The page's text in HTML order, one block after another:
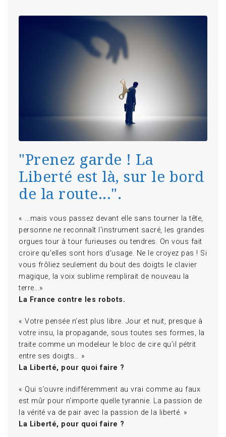
"Prenez garde ! La
Liberté est là, sur le bord
de la route...".
« ...mais vous passez devant elle sans tourner la tête,
personne ne reconnaît l'instrument sacré, les grandes
orgues tour à tour furieuses ou tendres. On vous fait
croire qu'elles sont hors d'usage. Ne le croyez pas ! Si
vous frôliez seulement du bout des doigts le clavier
magique, la voix sublime remplirait de nouveau la
terre...»
La France contre les robots.
« Votre pensée n’est plus libre. Jour et nuit, presque à
votre insu, la propagande, sous toutes ses formes, la
traite comme un modeleur le bloc de cire qu’il pétrit
entre ses doigts… »
La Liberté, pour quoi faire ?
« Qui s’ouvre indifféremment au vrai comme au faux
est mûr pour n’importe quelle tyrannie. La passion de
la vérité va de pair avec la passion de la liberté. »
La Liberté, pour quoi faire ?